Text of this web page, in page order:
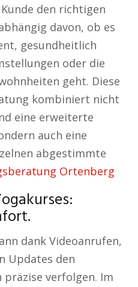
den richtigen
davon, ob es
gesundheitlich
oder die
geht. Diese
kombiniert nicht
eine erweiterte
auch eine
abgestimmte
Ortenberg
dank Videoanrufen,
Updates den
verfolgen. Im